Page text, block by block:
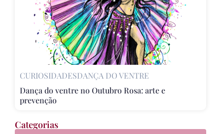
CURIOSIDADESDANÇA DO VENTRE
Dança do ventre no Outubro Rosa: arte e
prevenção
Categorias